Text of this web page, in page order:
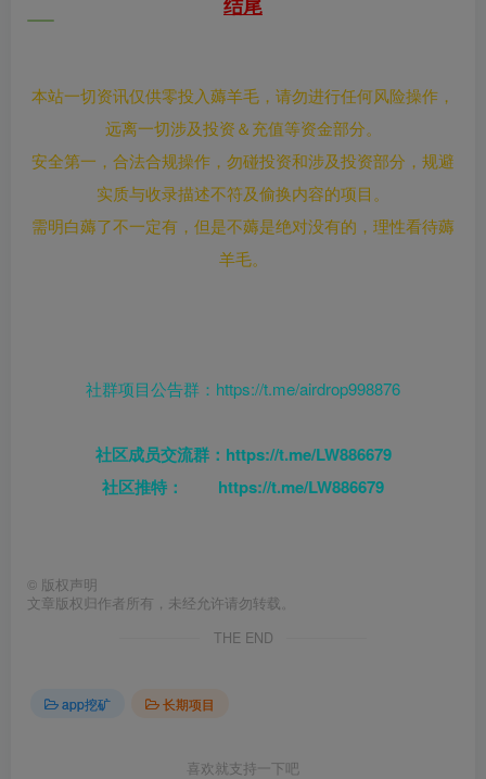
结尾
本站一切资讯仅供零投入薅羊毛，请勿进行任何风险操作，
远离一切涉及投资＆充值等资金部分。
安全第一，合法合规操作，勿碰投资和涉及投资部分，规避
实质与收录描述不符及偷换内容的项目。
需明白薅了不一定有，但是不薅是绝对没有的，理性看待薅
羊毛。
社群项目公告群：https://t.me/airdrop998876
社区成员交流群： https://t.me/LW886679
社区推特： https://t.me/LW886679
© 版权声明
文章版权归作者所有，未经允许请勿转载。
THE END
app挖矿 长期项目
喜欢就支持一下吧